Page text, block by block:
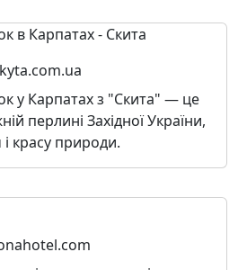
у Карпатах з "Скита" — це
перлині Західної України,
красу природи.